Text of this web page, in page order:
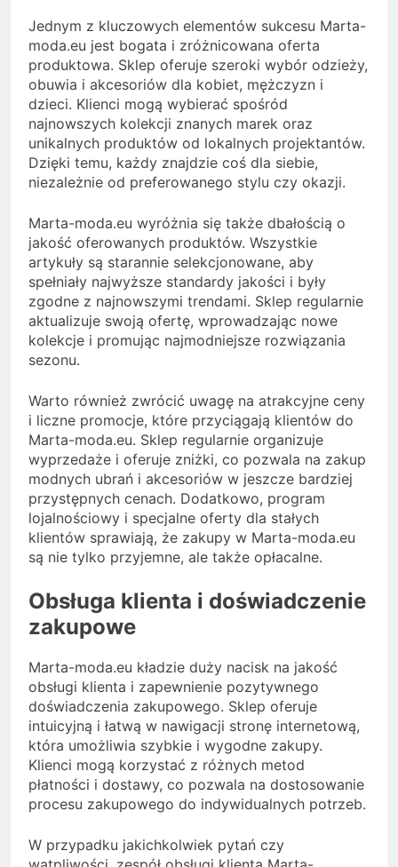
Jednym z kluczowych elementów sukcesu Marta-
moda.eu jest bogata i zróżnicowana oferta
produktowa. Sklep oferuje szeroki wybór odzieży,
obuwia i akcesoriów dla kobiet, mężczyzn i
dzieci. Klienci mogą wybierać spośród
najnowszych kolekcji znanych marek oraz
unikalnych produktów od lokalnych projektantów.
Dzięki temu, każdy znajdzie coś dla siebie,
niezależnie od preferowanego stylu czy okazji.
Marta-moda.eu wyróżnia się także dbałością o
jakość oferowanych produktów. Wszystkie
artykuły są starannie selekcjonowane, aby
spełniały najwyższe standardy jakości i były
zgodne z najnowszymi trendami. Sklep regularnie
aktualizuje swoją ofertę, wprowadzając nowe
kolekcje i promując najmodniejsze rozwiązania
sezonu.
Warto również zwrócić uwagę na atrakcyjne ceny
i liczne promocje, które przyciągają klientów do
Marta-moda.eu. Sklep regularnie organizuje
wyprzedaże i oferuje zniżki, co pozwala na zakup
modnych ubrań i akcesoriów w jeszcze bardziej
przystępnych cenach. Dodatkowo, program
lojalnościowy i specjalne oferty dla stałych
klientów sprawiają, że zakupy w Marta-moda.eu
są nie tylko przyjemne, ale także opłacalne.
Obsługa klienta i doświadczenie
zakupowe
Marta-moda.eu kładzie duży nacisk na jakość
obsługi klienta i zapewnienie pozytywnego
doświadczenia zakupowego. Sklep oferuje
intuicyjną i łatwą w nawigacji stronę internetową,
która umożliwia szybkie i wygodne zakupy.
Klienci mogą korzystać z różnych metod
płatności i dostawy, co pozwala na dostosowanie
procesu zakupowego do indywidualnych potrzeb.
W przypadku jakichkolwiek pytań czy